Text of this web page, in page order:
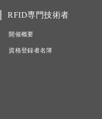
RFID専門技術者
開催概要
資格登録者名簿